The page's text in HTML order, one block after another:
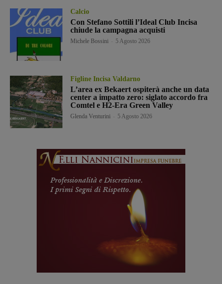
Calcio
Con Stefano Sottili l’Ideal Club Incisa
chiude la campagna acquisti
Michele Bossini 5 Agosto 2026
Figline Incisa Valdarno
L’area ex Bekaert ospiterà anche un data
center a impatto zero: siglato accordo fra
Comtel e H2-Era Green Valley
Glenda Venturini 5 Agosto 2026